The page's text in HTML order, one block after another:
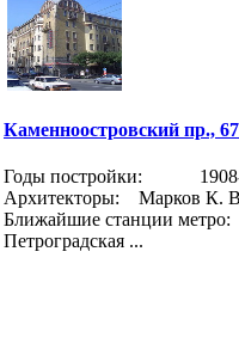
Каменноостровский пр., 67
Годы постройки: 1908-
Архитекторы: Марков К.
Ближайшие станции
Петроградская ...